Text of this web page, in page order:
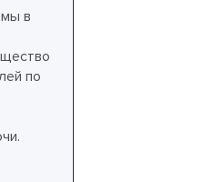
в
по